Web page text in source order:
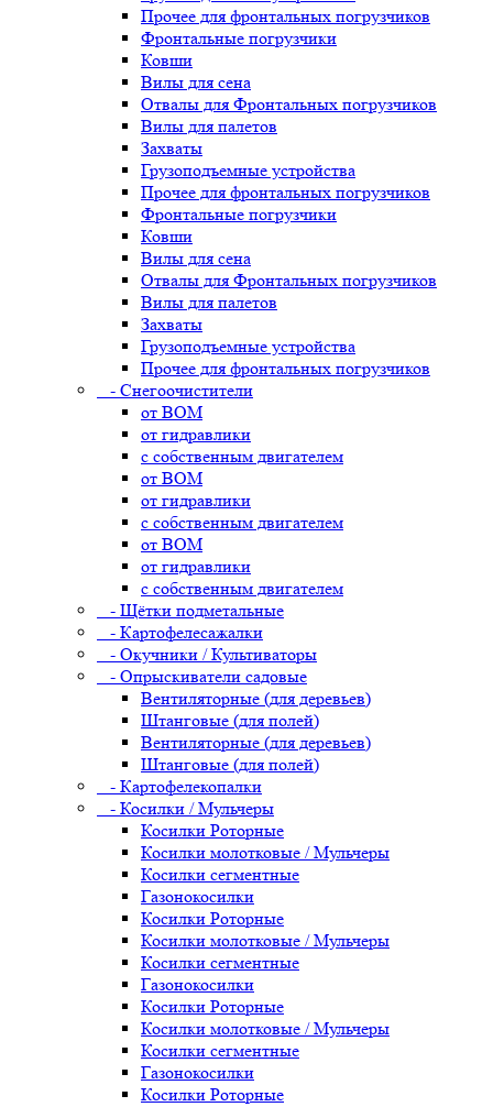
Прочее для фронтальных погрузчиков
Фронтальные погрузчики
Ковши
Вилы для сена
Отвалы для Фронтальных погрузчиков
Вилы для палетов
Захваты
Грузоподъемные устройства
Прочее для фронтальных погрузчиков
Фронтальные погрузчики
Ковши
Вилы для сена
Отвалы для Фронтальных погрузчиков
Вилы для палетов
Захваты
Грузоподъемные устройства
Прочее для фронтальных погрузчиков
- Снегоочистители
от ВОМ
от гидравлики
с собственным двигателем
от ВОМ
от гидравлики
с собственным двигателем
от ВОМ
от гидравлики
с собственным двигателем
- Щётки подметальные
- Картофелесажалки
- Окучники / Культиваторы
- Опрыскиватели садовые
Вентиляторные (для деревьев)
Штанговые (для полей)
Вентиляторные (для деревьев)
Штанговые (для полей)
- Картофелекопалки
- Косилки / Мульчеры
Косилки Роторные
Косилки молотковые / Мульчеры
Косилки сегментные
Газонокосилки
Косилки Роторные
Косилки молотковые / Мульчеры
Косилки сегментные
Газонокосилки
Косилки Роторные
Косилки молотковые / Мульчеры
Косилки сегментные
Газонокосилки
Косилки Роторные